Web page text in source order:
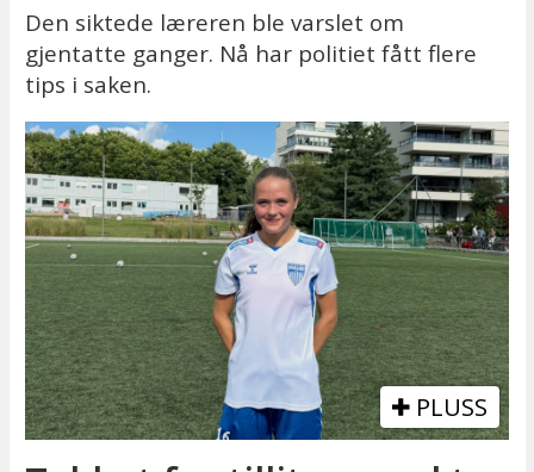
Den siktede læreren ble varslet om
gjentatte ganger. Nå har politiet fått flere
tips i saken.
PLUSS